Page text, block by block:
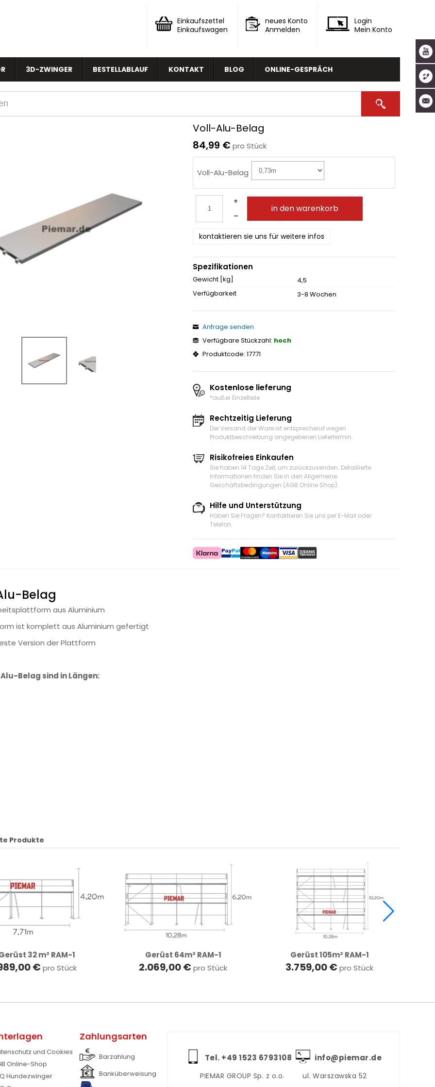
Einkaufszettel
Einkaufswagen
neues Konto
Anmelden
Login
Mein Konto
3D-ZWINGER BESTELLABLAUF KONTAKT BLOG ONLINE-GESPRÄCH
Voll-Alu-Belag
84,99 €pro Stück
Voll-Alu-Belag
+
–
in den warenkorb
kontaktieren sie uns für weitere infos
Spezifikationen
Gewicht [kg]
4,5
Verfügbarkeit
3-8 Wochen
Anfrage senden
Verfügbare Stückzahl: hoch
Produktcode: 17771
Kostenlose lieferung
*außer Einzelteile
Rechtzeitig Lieferung
Der Versand der Ware ist entsprechend wegen
Produktbeschreibung angegebenen Liefertermin.
Risikofreies Einkaufen
Sie haben 14 Tage Zeit, um zurückzusenden. Detaillierte
Informationen finden Sie in den Allgemeine
Geschäftsbedingungen (AGB Online Shop).
Hilfe und Unterstützung
Haben Sie Fragen? Kontaktieren Sie uns per E-Mail oder
Telefon.
Belag
aus Aluminium
ist komplett aus Aluminium gefertigt
Version der Plattform
Belag sind in Längen:
Produkte
32 m² RAM-1
€ pro Stück
Gerüst 64m² RAM-1
2.069,00 € pro Stück
Gerüst 105m² RAM-1
3.759,00 € pro Stück
und Cookies
Online-Shop
Hundezwinger
Zahlungsarten
Barzahlung
Banküberweisung
Tel. +‪49 1523 6793108 info@piemar.de
PIEMAR GROUP Sp. z o.o. ul. Warszawska 52